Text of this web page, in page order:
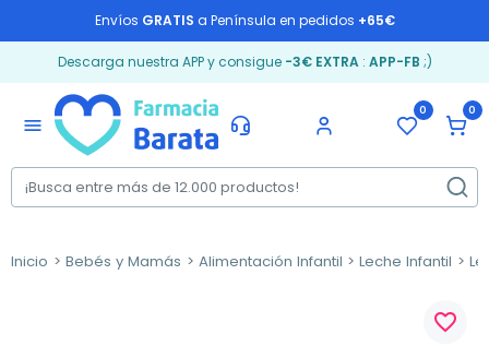
Envíos GRATIS a Península en pedidos +65€
Descarga nuestra APP y consigue -3€ EXTRA: APP-FB ;)
menu
0 0
Inicio Bebés y Mamás Alimentación Infantil Leche Infantil
favorite_border